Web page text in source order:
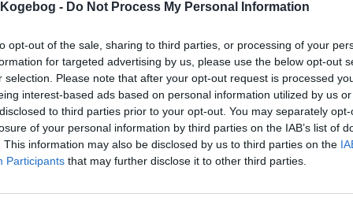
- Do Not Process My Personal Information
opt-out of the sale, sharing to third parties, or processing of your
for targeted advertising by us, please use the below opt-out
selection. Please note that after your opt-out request is processed
interest-based ads based on personal information utilized by us
to third parties prior to your opt-out. You may separately
of your personal information by third parties on the IAB’s list of
This information may also be disclosed by us to third parties on the
Participants that may further disclose it to other third parties.
er vist 19962 gange,
af denne opskrift:
5stemmer)
1
2 3 4
5
5=bedst)